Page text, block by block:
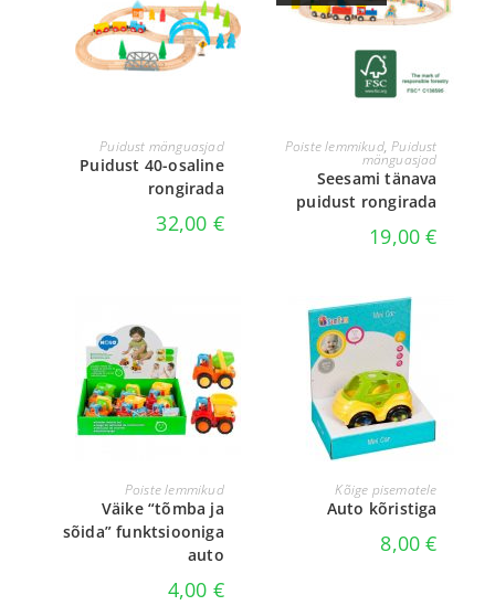
LISA KORVI
Puidust mänguasjad
Puidust 40-osaline
rongirada
32,00 €
LOE EDASI
Poiste lemmikud,Puidust
mänguasjad
Seesami tänava
puidust rongirada
19,00€
VALI
Poiste lemmikud
Väike “tõmba ja
sõida” funktsiooniga
auto
4,00 €
LISA KORVI
Kõige pisematele
Auto kõristiga
8,00€